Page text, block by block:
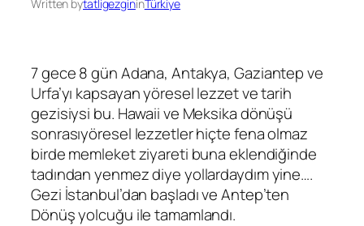
Written bytatligezgininTürkiye
7 gece 8 gün Adana, Antakya, Gaziantep ve
Urfa’yı kapsayan yöresel lezzet ve tarih
gezisiysi bu. Hawaii ve Meksika dönüşü
sonrasıyöresel lezzetler hiçte fena olmaz
birde memleket ziyareti buna eklendiğinde
tadından yenmez diye yollardaydım yine….
Gezi İstanbul’dan başladı ve Antep’ten
Dönüş yolcuğu ile tamamlandı.